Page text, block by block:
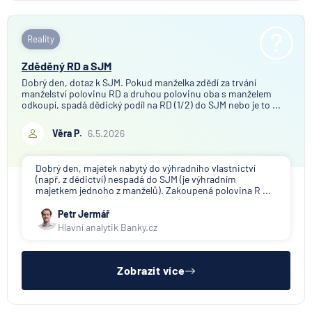
Reality
Zděděný RD a SJM
Dobrý den, dotaz k SJM. Pokud manželka zdědí za trvání
manželství polovinu RD a druhou polovinu oba s manželem
odkoupí, spadá dědický podíl na RD (1/2) do SJM nebo je to ...
Věra P. 6.5.2026
Dobrý den, majetek nabytý do výhradního vlastnictví
(např. z dědictví) nespadá do SJM (je výhradním
majetkem jednoho z manželů). Zakoupená polovina R ...
Petr Jermář
Hlavní analytik Banky.cz
Zobrazit více